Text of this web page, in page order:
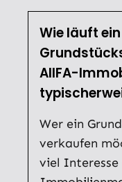
Wie läuft ein
AllFA-
Wer ein
verkaufen
viel Interesse